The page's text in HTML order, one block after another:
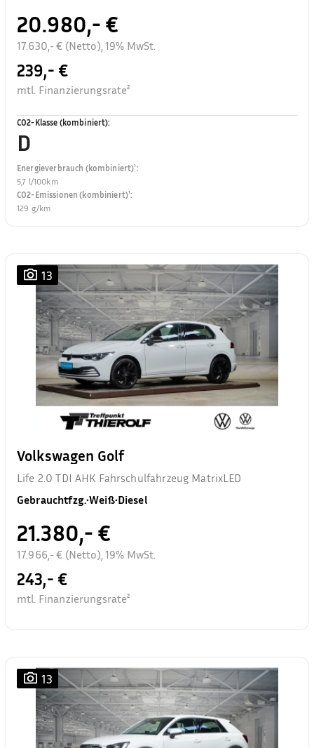
20.980,- €
17.630,- € (Netto), 19% MwSt.
239,- €
mtl. Finanzierungsrate²
CO2-Klasse (kombiniert):
D
Energieverbrauch (kombiniert)¹:
5,7 l/100km
CO2-Emissionen (kombiniert)¹:
129 g/km
13
Volkswagen Golf
Life 2.0 TDI AHK Fahrschulfahrzeug MatrixLED
Gebrauchtfzg.•Weiß•Diesel
21.380,- €
17.966,- € (Netto), 19% MwSt.
243,- €
mtl. Finanzierungsrate²
13